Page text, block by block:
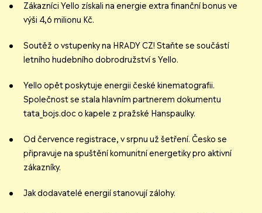
Zákazníci Yello získali na energie extra finanční bonus ve
výši 4,6 milionu Kč.
Soutěž o vstupenky na HRADY CZ! Staňte se součástí
letního hudebního dobrodružství s Yello.
Yello opět poskytuje energii české kinematografii.
Společnost se stala hlavním partnerem dokumentu
tata_bojs.doc o kapele z pražské Hanspaulky.
Od července registrace, v srpnu už šetření. Česko se
připravuje na spuštění komunitní energetiky pro aktivní
zákazníky.
Jak dodavatelé energií stanovují zálohy.